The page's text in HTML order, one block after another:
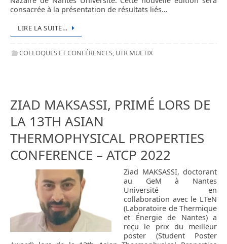
consacrée à la présentation de résultats liés…
LIRE LA SUITE…
COLLOQUES ET CONFÉRENCES, UTR MULTIX
ZIAD MAKSASSI, PRIMÉ LORS DE
LA 13TH ASIAN
THERMOPHYSICAL PROPERTIES
CONFERENCE – ATCP 2022
Ziad MAKSASSI, doctorant
au GeM à Nantes
Université en
collaboration avec le LTeN
(Laboratoire de Thermique
et Énergie de Nantes) a
reçu le prix du meilleur
poster (Student Poster